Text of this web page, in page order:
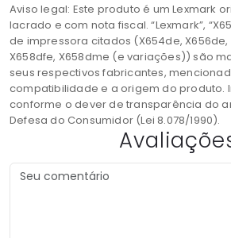
Aviso legal: Este produto é um Lexmark
lacrado e com nota fiscal. “Lexmark”,
de impressora citados (X654de, X656de,
X658dfe, X658dme (e variações)) são
seus respectivos fabricantes,
compatibilidade e a origem do produto.
conforme o dever de transparência do
Defesa do Consumidor (Lei 8.078/1990).